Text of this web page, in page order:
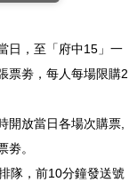
日，至「府中15」一
票劵，每人每場限購2
開放當日各場次購票,
。
隊，前10分鐘發送號